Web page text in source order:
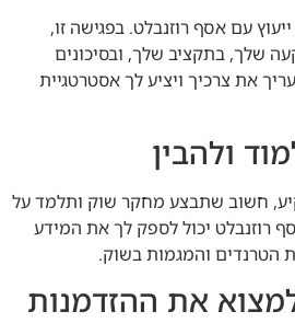
עם אסף רוזנבלט. בפגישה זו,
שלך, בתקציב שלך, ובסיכונים
את צרכיך ויציע לך אסטרטגיית
ולהבין
חשוב שתבצע מחקר שוק ותלמד על
רוזנבלט יכול לספק לך את המידע
הטרנדים והמגמות בשוק.
את ההזדמנות